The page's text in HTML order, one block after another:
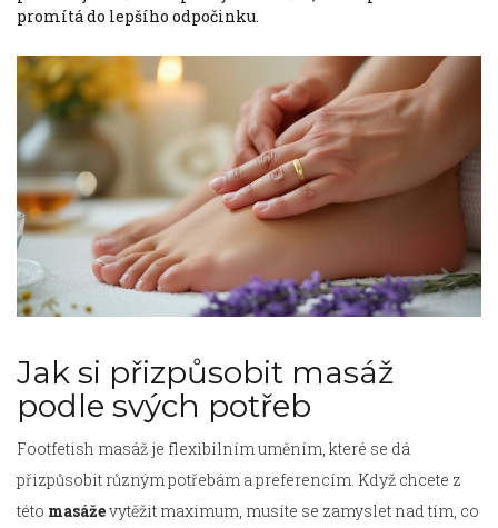
promítá do lepšího odpočinku.
Jak si přizpůsobit masáž
podle svých potřeb
Footfetish masáž je flexibilním uměním, které se dá
přizpůsobit různým potřebám a preferencím. Když chcete z
této masáževytěžit maximum, musíte se zamyslet nad tím, co